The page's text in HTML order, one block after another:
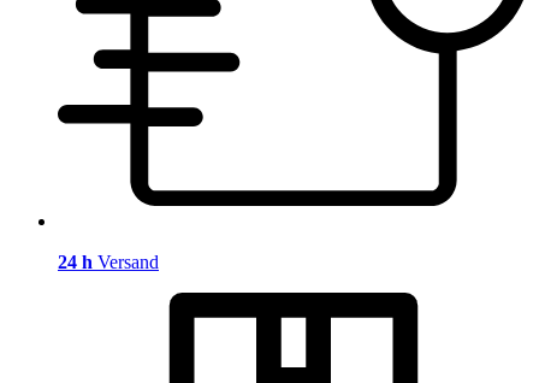
24 h Versand